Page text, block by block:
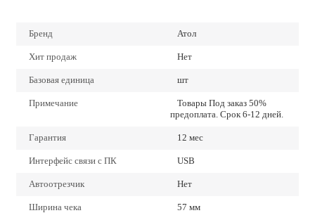
Бренд Атол
Хит продаж Нет
Базовая единица шт
Примечание
Товары Под заказ 50%
предоплата. Срок 6-12 дней.
Гарантия 12 мес
Интерфейс связи с ПК USB
Автоотрезчик Нет
Ширина чека 57 мм